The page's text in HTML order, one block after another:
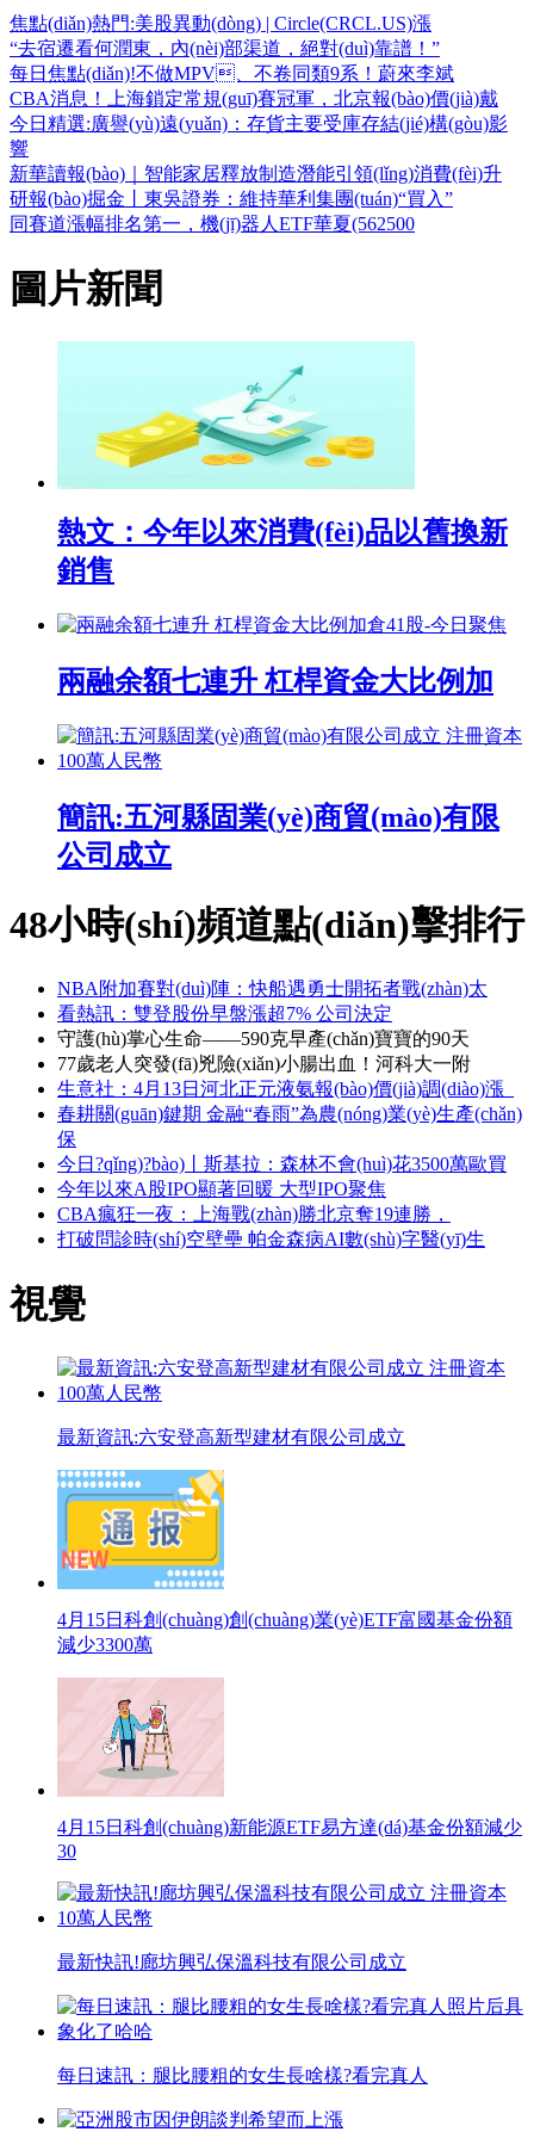
焦點(diǎn)熱門:美股異動(dòng) | Circle(CRCL.US)漲
“去宿遷看何潤東，內(nèi)部渠道，絕對(duì)靠譜！”
每日焦點(diǎn)!不做MPV、不卷同類9系！蔚來李斌
CBA消息！上海鎖定常規(guī)賽冠軍，北京報(bào)價(jià)戴
今日精選:廣譽(yù)遠(yuǎn)：存貨主要受庫存結(jié)構(gòu)影
響
新華讀報(bào)｜智能家居釋放制造潛能引領(lǐng)消費(fèi)升
研報(bào)掘金丨東吳證券：維持華利集團(tuán)“買入”
同賽道漲幅排名第一，機(jī)器人ETF華夏(562500
圖片新聞
熱文：今年以來消費(fèi)品以舊換新
銷售
兩融余額七連升 杠桿資金大比例加
簡訊:五河縣固業(yè)商貿(mào)有限
公司成立
48小時(shí)頻道點(diǎn)擊排行
NBA附加賽對(duì)陣：快船遇勇士開拓者戰(zhàn)太
看熱訊：雙登股份早盤漲超7% 公司決定
守護(hù)掌心生命——590克早產(chǎn)寶寶的90天
77歲老人突發(fā)兇險(xiǎn)小腸出血！河科大一附
生意社：4月13日河北正元液氨報(bào)價(jià)調(diào)漲_
春耕關(guān)鍵期 金融“春雨”為農(nóng)業(yè)生產(chǎn)
保
今日?qǐng)?bào)丨斯基拉：森林不會(huì)花3500萬歐買
今年以來A股IPO顯著回暖 大型IPO聚焦
CBA瘋狂一夜：上海戰(zhàn)勝北京奪19連勝，
打破問診時(shí)空壁壘 帕金森病AI數(shù)字醫(yī)生
視覺
最新資訊:六安登高新型建材有限公司成立
4月15日科創(chuàng)創(chuàng)業(yè)ETF富國基金份額
減少3300萬
4月15日科創(chuàng)新能源ETF易方達(dá)基金份額減少
30
最新快訊!廊坊興弘保溫科技有限公司成立
每日速訊：腿比腰粗的女生長啥樣?看完真人